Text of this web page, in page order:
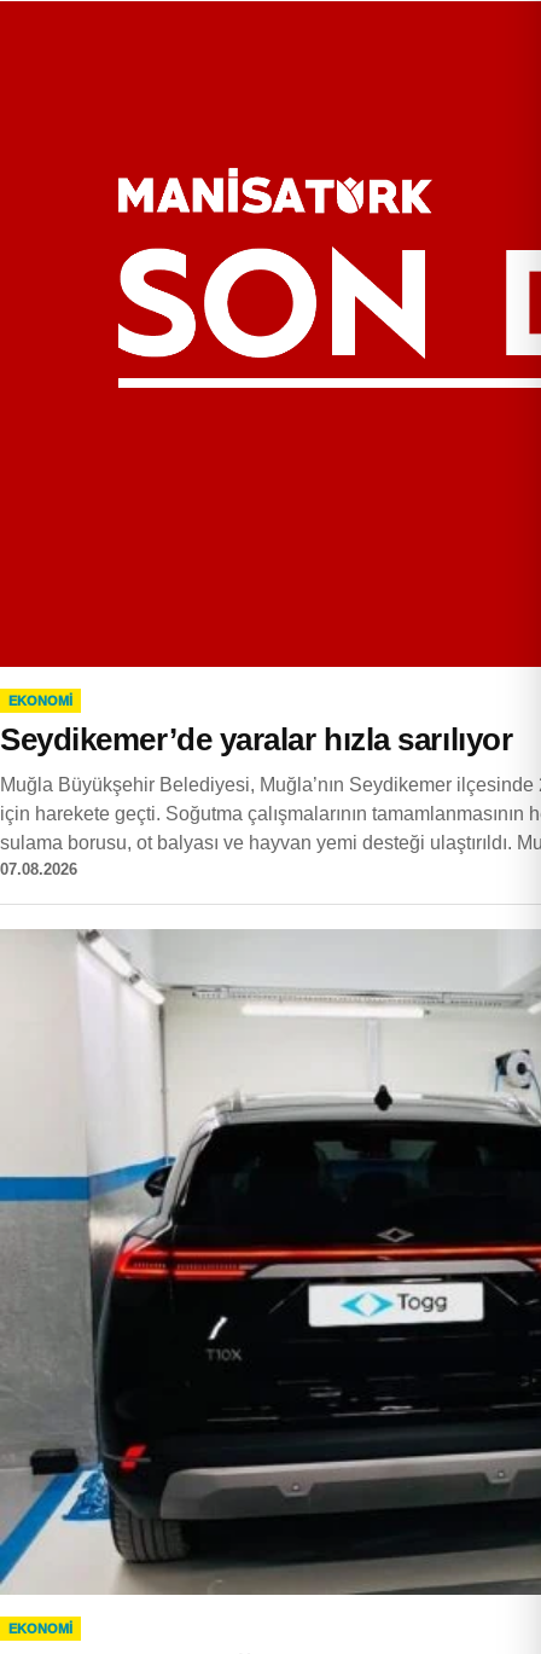
EKONOMI
Seydikemer’de yaralar hızla sarılıyor
Muğla Büyükşehir Belediyesi, Muğla’nın Seydikemer ilçesinde
için harekete geçti. Soğutma çalışmalarının
sulama borusu, ot balyası ve hayvan yemi desteği ulaştırıldı.
07.08.2026
EKONOMI